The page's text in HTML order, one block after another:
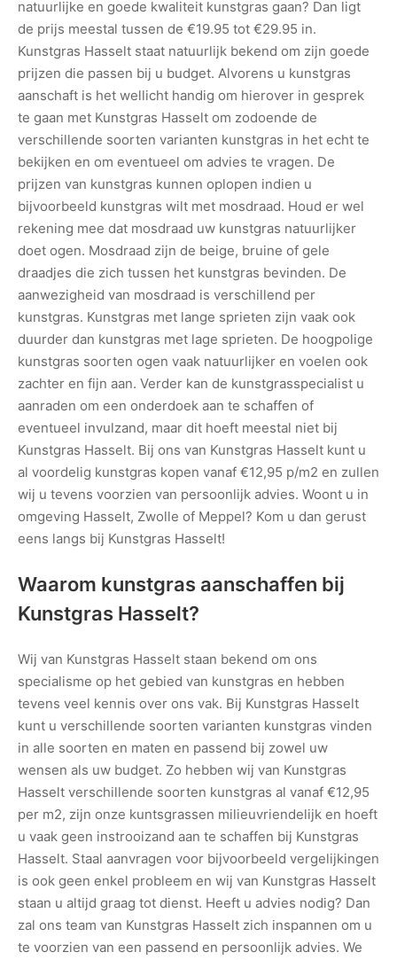
natuurlijke en goede kwaliteit kunstgras gaan? Dan ligt
de prijs meestal tussen de €19.95 tot €29.95 in.
Kunstgras Hasselt staat natuurlijk bekend om zijn goede
prijzen die passen bij u budget. Alvorens u kunstgras
aanschaft is het wellicht handig om hierover in gesprek
te gaan met Kunstgras Hasselt om zodoende de
verschillende soorten varianten kunstgras in het echt te
bekijken en om eventueel om advies te vragen. De
prijzen van kunstgras kunnen oplopen indien u
bijvoorbeeld kunstgras wilt met mosdraad. Houd er wel
rekening mee dat mosdraad uw kunstgras natuurlijker
doet ogen. Mosdraad zijn de beige, bruine of gele
draadjes die zich tussen het kunstgras bevinden. De
aanwezigheid van mosdraad is verschillend per
kunstgras. Kunstgras met lange sprieten zijn vaak ook
duurder dan kunstgras met lage sprieten. De hoogpolige
kunstgras soorten ogen vaak natuurlijker en voelen ook
zachter en fijn aan. Verder kan de kunstgrasspecialist u
aanraden om een onderdoek aan te schaffen of
eventueel invulzand, maar dit hoeft meestal niet bij
Kunstgras Hasselt. Bij ons van Kunstgras Hasselt kunt u
al voordelig kunstgras kopen vanaf €12,95 p/m2 en zullen
wij u tevens voorzien van persoonlijk advies. Woont u in
omgeving Hasselt, Zwolle of Meppel? Kom u dan gerust
eens langs bij Kunstgras Hasselt!
Waarom kunstgras aanschaffen bij
Kunstgras Hasselt?
Wij van Kunstgras Hasselt staan bekend om ons
specialisme op het gebied van kunstgras en hebben
tevens veel kennis over ons vak. Bij Kunstgras Hasselt
kunt u verschillende soorten varianten kunstgras vinden
in alle soorten en maten en passend bij zowel uw
wensen als uw budget. Zo hebben wij van Kunstgras
Hasselt verschillende soorten kunstgras al vanaf €12,95
per m2, zijn onze kuntsgrassen milieuvriendelijk en hoeft
u vaak geen instrooizand aan te schaffen bij Kunstgras
Hasselt. Staal aanvragen voor bijvoorbeeld vergelijkingen
is ook geen enkel probleem en wij van Kunstgras Hasselt
staan u altijd graag tot dienst. Heeft u advies nodig? Dan
zal ons team van Kunstgras Hasselt zich inspannen om u
te voorzien van een passend en persoonlijk advies. We